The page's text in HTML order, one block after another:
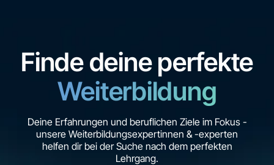
Finde deine perfekte
Weiterbildung
Deine Erfahrungen und beruflichen Ziele im Fokus -
unsere Weiterbildungsexpertinnen & -experten
helfen dir bei der Suche nach dem perfekten
Lehrgang.